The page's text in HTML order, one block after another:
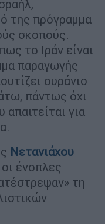
της πρόγραμμα
σκοπούς.
το Ιράν είναι
παραγωγής
ουράνιο
πάντως όχι
για
Νετανιάχου
ένοπλες
τη